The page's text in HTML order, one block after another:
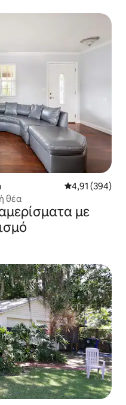
Μέση
4,91 (394)
θέα
με